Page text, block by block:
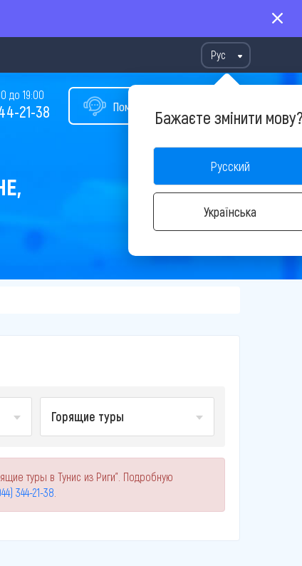
Рус
Бажаєте змінити
Русский
Українська
Помощь в подборе тура
до 19:00
21-38
Горящие туры
туры в Тунис из Риги". Подробную
344-21-38